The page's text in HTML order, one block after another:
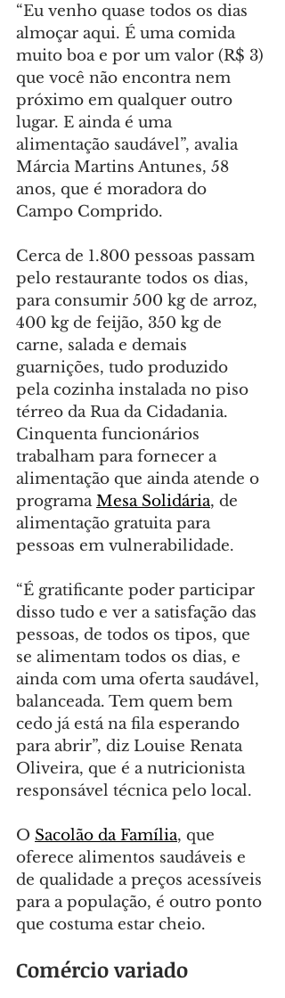
“Eu venho quase todos os dias
almoçar aqui. É uma comida
muito boa e por um valor (R$ 3)
que você não encontra nem
próximo em qualquer outro
lugar. E ainda é uma
alimentação saudável”, avalia
Márcia Martins Antunes, 58
anos, que é moradora do
Campo Comprido.
Cerca de 1.800 pessoas passam
pelo restaurante todos os dias,
para consumir 500 kg de arroz,
400 kg de feijão, 350 kg de
carne, salada e demais
guarnições, tudo produzido
pela cozinha instalada no piso
térreo da Rua da Cidadania.
Cinquenta funcionários
trabalham para fornecer a
alimentação que ainda atende o
programa Mesa Solidária, de
alimentação gratuita para
pessoas em vulnerabilidade.
“É gratificante poder participar
disso tudo e ver a satisfação das
pessoas, de todos os tipos, que
se alimentam todos os dias, e
ainda com uma oferta saudável,
balanceada. Tem quem bem
cedo já está na fila esperando
para abrir”, diz Louise Renata
Oliveira, que é a nutricionista
responsável técnica pelo local.
O Sacolão da Família, que
oferece alimentos saudáveis e
de qualidade a preços acessíveis
para a população, é outro ponto
que costuma estar cheio.
Comércio variado